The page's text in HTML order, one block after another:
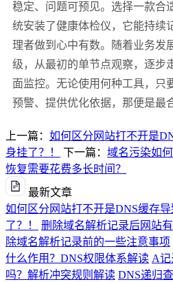
稳定、问题可预见。选择一款合
统安装了健康体检仪，它能持续
理者做到心中有数。随着业务发
级，从最初的单节点观察，逐步
面监控。无论使用何种工具，只
预警、提供优化依据，那便是最
上一篇： 如何区分网站打不开是
身挂了？！
下一篇： 域名污染如
恢复需要花费多长时间？
最新文章
如何区分网站打不开是DNS缓存
了？！
删除域名解析记录后网站
除域名解析记录前的一些注意事项
什么作用？DNS权限体系解读 A记
吗？解析冲突规则解读 DNS递归